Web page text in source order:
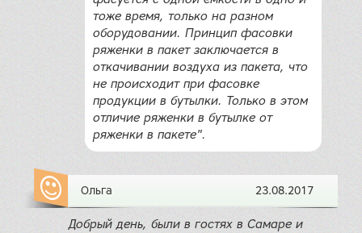
тоже время, только на разном
оборудовании. Принцип фасовки
ряженки в пакет заключается в
откачивании воздуха из пакета, что
не происходит при фасовке
продукции в бутылки. Только в этом
отличие ряженки в бутылке от
ряженки в пакете".
Ольга 23.08.2017
Добрый день, были в гостях в Самаре и